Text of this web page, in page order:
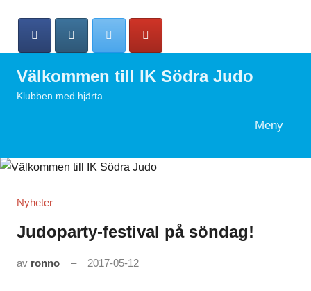
Välkommen till IK Södra Judo
Klubben med hjärta
Meny
Nyheter
Judoparty-festival på söndag!
av ronno 2017-05-12